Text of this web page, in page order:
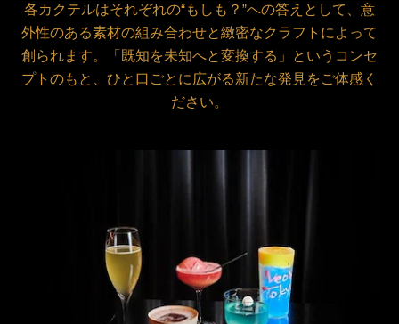
各カクテルはそれぞれの“もしも？”への答えとして、意
外性のある素材の組み合わせと緻密なクラフトによって
創られます。「既知を未知へと変換する」というコンセ
プトのもと、ひと口ごとに広がる新たな発見をご体感く
ださい。